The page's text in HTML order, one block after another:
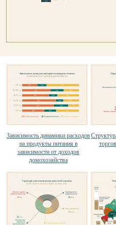
Зависимость динамики расходов
на продукты питания в
зависимости от доходов
домохозяйства